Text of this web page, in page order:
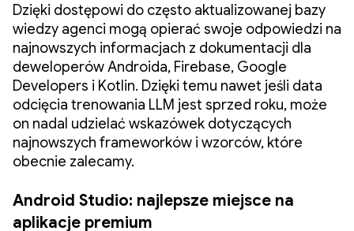
Dzięki dostępowi do często aktualizowanej bazy
wiedzy agenci mogą opierać swoje odpowiedzi na
najnowszych informacjach z dokumentacji dla
deweloperów Androida, Firebase, Google
Developers i Kotlin. Dzięki temu nawet jeśli data
odcięcia trenowania LLM jest sprzed roku, może
on nadal udzielać wskazówek dotyczących
najnowszych frameworków i wzorców, które
obecnie zalecamy.
Android Studio: najlepsze miejsce na
aplikacje premium